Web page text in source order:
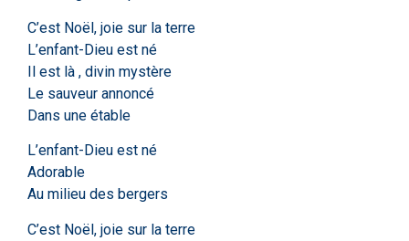
C’est Noël, joie sur la terre
L’enfant-Dieu est né
Il est là , divin mystère
Le sauveur annoncé
Dans une étable
L’enfant-Dieu est né
Adorable
Au milieu des bergers
C’est Noël, joie sur la terre